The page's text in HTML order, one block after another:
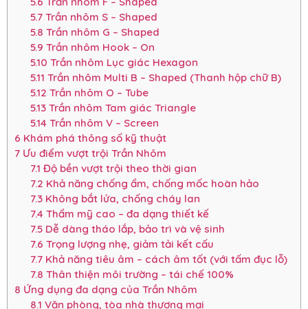
5.7Trần nhôm S – Shaped
5.8 Trần nhôm G – Shaped
5.9 Trần nhôm Hook – On
5.10 Trần nhôm Lục giác Hexagon
5.11 Trần nhôm Multi B – Shaped (Thanh hộp chữ B)
5.12 Trần nhôm O – Tube
5.13Trần nhôm Tam giác Triangle
5.14 Trần nhôm V – Screen
6 Khám phá thông số kỹ thuật
7 Ưu điểm vượt trội Trần Nhôm
7.1 Độ bền vượt trội theo thời gian
7.2 Khả năng chống ẩm, chống mốc hoàn hảo
7.3Không bắt lửa, chống cháy lan
7.4 Thẩm mỹ cao – đa dạng thiết kế
7.5Dễ dàng tháo lắp, bảo trì và vệ sinh
7.6 Trọng lượng nhẹ, giảm tải kết cấu
7.7Khả năng tiêu âm – cách âm tốt (với tấm đục lỗ)
7.8 Thân thiện môi trường – tái chế 100%
8 Ứng dụng đa dạng của Trần Nhôm
8.1 Văn phòng, tòa nhà thương mại